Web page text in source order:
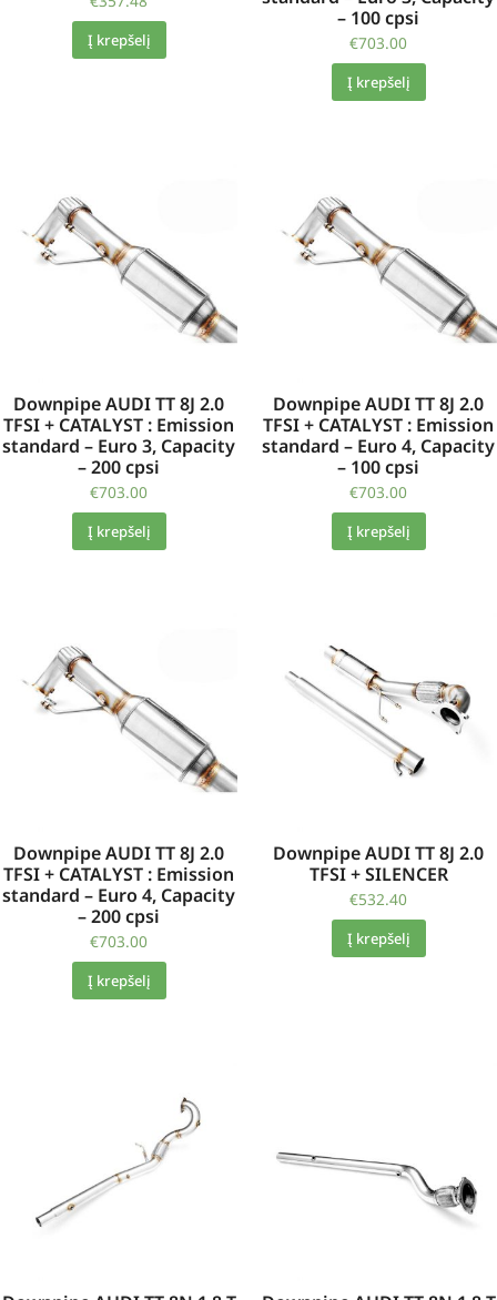
Į krepšelį
– 100 cpsi
€703.00
Į krepšelį
Downpipe AUDI TT 8J 2.0
TFSI + CATALYST : Emission
standard – Euro 3, Capacity
– 200 cpsi
€703.00
Į krepšelį
Downpipe AUDI TT 8J 2.0
TFSI + CATALYST : Emission
standard – Euro 4, Capacity
– 100 cpsi
€703.00
Į krepšelį
Downpipe AUDI TT 8J 2.0
TFSI + CATALYST : Emission
standard – Euro 4, Capacity
– 200 cpsi
€703.00
Į krepšelį
Downpipe AUDI TT 8J 2.0
TFSI + SILENCER
€532.40
Į krepšelį